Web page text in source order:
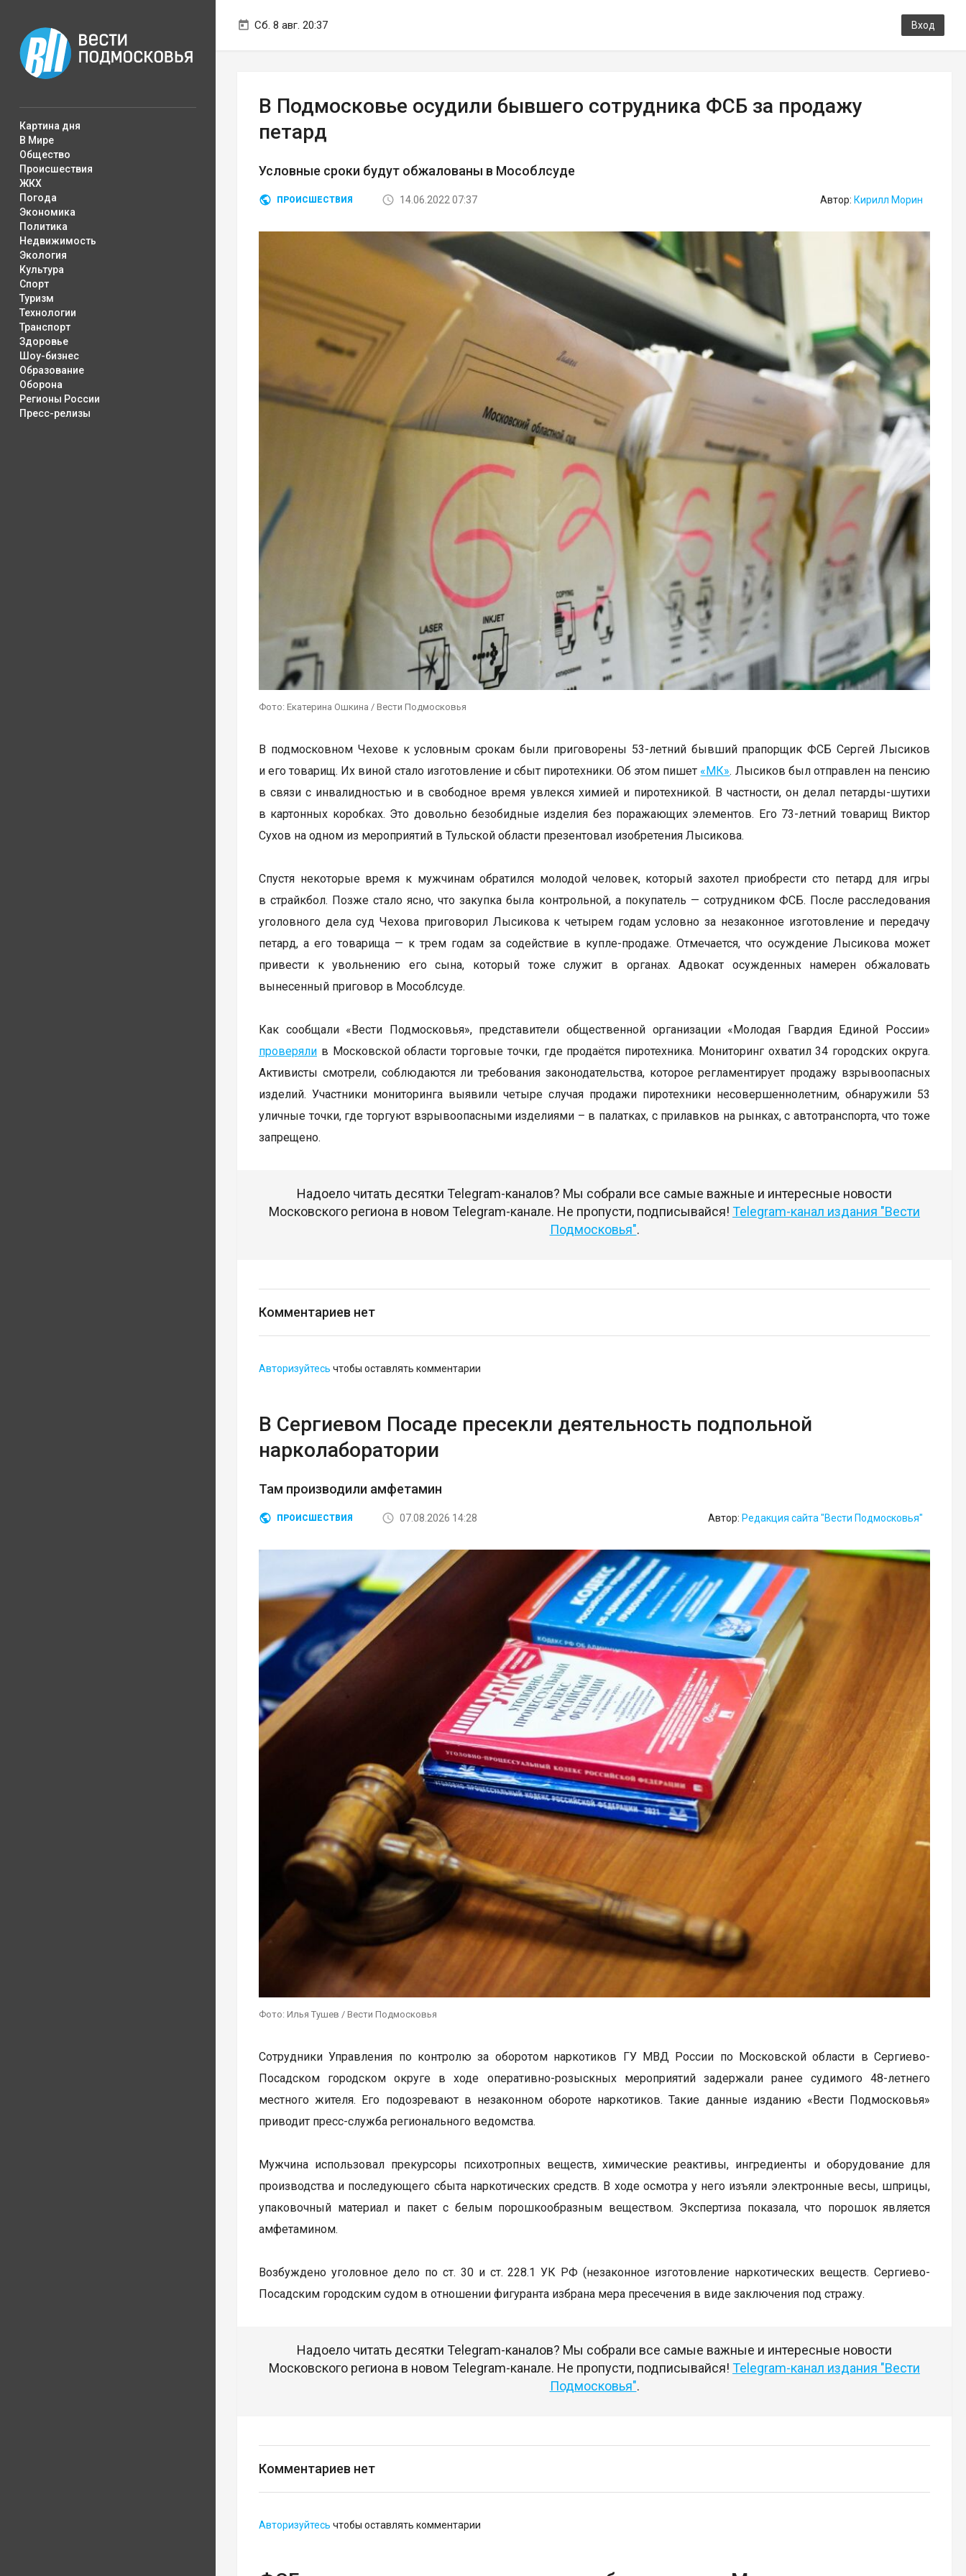
Сб. 8 авг. 20:37 Вход
Картина дня
В Мире
Общество
Происшествия
ЖКХ
Погода
Экономика
Политика
Недвижимость
Экология
Культура
Спорт
Туризм
Технологии
Транспорт
Здоровье
Шоу-бизнес
Образование
Оборона
Регионы России
Пресс-релизы
В Подмосковье осудили бывшего сотрудника ФСБ за продажу
петард
Условные сроки будут обжалованы в Мособлсуде
ПРОИСШЕСТВИЯ 14.06.2022 07:37 Автор: Кирилл Морин
Фото: Екатерина Ошкина / Вести Подмосковья
В подмосковном Чехове к условным срокам были приговорены 53-летний бывший прапорщик ФСБ Сергей Лысиков
и его товарищ. Их виной стало изготовление и сбыт пиротехники. Об этом пишет «МК». Лысиков был отправлен на пенсию
в связи с инвалидностью и в свободное время увлекся химией и пиротехникой. В частности, он делал петарды-шутихи
в картонных коробках. Это довольно безобидные изделия без поражающих элементов. Его 73-летний товарищ Виктор
Сухов на одном из мероприятий в Тульской области презентовал изобретения Лысикова.
Спустя некоторые время к мужчинам обратился молодой человек, который захотел приобрести сто петард для игры
в страйкбол. Позже стало ясно, что закупка была контрольной, а покупатель — сотрудником ФСБ. После расследования
уголовного дела суд Чехова приговорил Лысикова к четырем годам условно за незаконное изготовление и передачу
петард, а его товарища — к трем годам за содействие в купле-продаже. Отмечается, что осуждение Лысикова может
привести к увольнению его сына, который тоже служит в органах. Адвокат осужденных намерен обжаловать
вынесенный приговор в Мособлсуде.
Как сообщали «Вести Подмосковья», представители общественной организации «Молодая Гвардия Единой России»
проверяли в Московской области торговые точки, где продаётся пиротехника. Мониторинг охватил 34 городских округа.
Активисты смотрели, соблюдаются ли требования законодательства, которое регламентирует продажу взрывоопасных
изделий. Участники мониторинга выявили четыре случая продажи пиротехники несовершеннолетним, обнаружили 53
уличные точки, где торгуют взрывоопасными изделиями – в палатках, с прилавков на рынках, с автотранспорта, что тоже
запрещено.
Надоело читать десятки Telegram-каналов? Мы собрали все самые важные и интересные новости
Московского региона в новом Telegram-канале. Не пропусти, подписывайся! Telegram-канал издания "Вести
Подмосковья".
Комментариев нет
Авторизуйтесь чтобы оставлять комментарии
В Сергиевом Посаде пресекли деятельность подпольной
нарколаборатории
Там производили амфетамин
ПРОИСШЕСТВИЯ 07.08.2026 14:28 Автор: Редакция сайта "Вести Подмосковья"
Фото: Илья Тушев / Вести Подмосковья
Сотрудники Управления по контролю за оборотом наркотиков ГУ МВД России по Московской области в Сергиево-
Посадском городском округе в ходе оперативно-розыскных мероприятий задержали ранее судимого 48-летнего
местного жителя. Его подозревают в незаконном обороте наркотиков. Такие данные изданию «Вести Подмосковья»
приводит пресс-служба регионального ведомства.
Мужчина использовал прекурсоры психотропных веществ, химические реактивы, ингредиенты и оборудование для
производства и последующего сбыта наркотических средств. В ходе осмотра у него изъяли электронные весы, шприцы,
упаковочный материал и пакет с белым порошкообразным веществом. Экспертиза показала, что порошок является
амфетамином.
Возбуждено уголовное дело по ст. 30 и ст. 228.1 УК РФ (незаконное изготовление наркотических веществ. Сергиево-
Посадским городским судом в отношении фигуранта избрана мера пресечения в виде заключения под стражу.
Надоело читать десятки Telegram-каналов? Мы собрали все самые важные и интересные новости
Московского региона в новом Telegram-канале. Не пропусти, подписывайся! Telegram-канал издания "Вести
Подмосковья".
Комментариев нет
Авторизуйтесь чтобы оставлять комментарии